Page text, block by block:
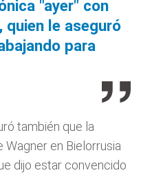
"ayer" con
quien le aseguró
para
también que la
Wagner en Bielorrusia
dijo estar convencido